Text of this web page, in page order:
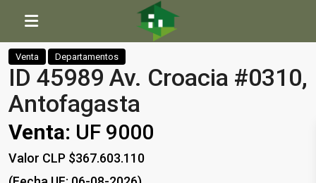
Inicio ID 45989 Av. Croacia #0310, Antofagasta
Venta Departamentos
ID 45989 Av. Croacia #0310,
Antofagasta
Venta: UF 9000
Valor CLP $367.603.110